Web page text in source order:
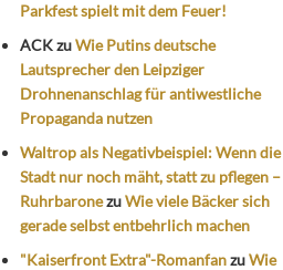
Parkfest spielt mit dem Feuer!
ACKzuWie Putins deutsche
Lautsprecher den Leipziger
Drohnenanschlag für antiwestliche
Propaganda nutzen
Waltrop als Negativbeispiel: Wenn die
Stadt nur noch mäht, statt zu pflegen –
RuhrbaronezuWie viele Bäcker sich
gerade selbst entbehrlich machen
"Kaiserfront Extra"-RomanfanzuWie